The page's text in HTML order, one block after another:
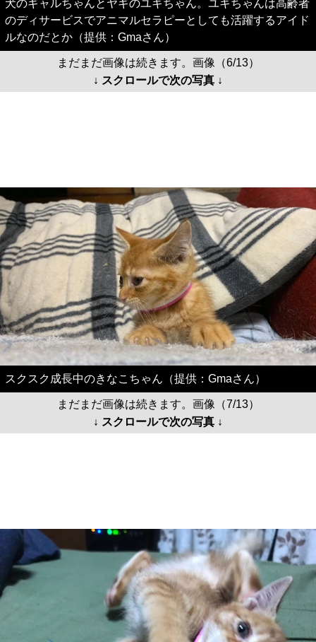
犬のギャルちゃんとヤギのユキちゃん。ユキちゃんは高齢者
のディサービスでアニマルセラピーとしても活躍するアイド
ルなのだとか（提供：Gmaさん）
まだまだ画像は続きます。画像（6/13）
↓ スクロールで次の写真 ↓
スクスク成長中のきなこちゃん（提供：Gmaさん）
まだまだ画像は続きます。画像（7/13）
↓ スクロールで次の写真 ↓